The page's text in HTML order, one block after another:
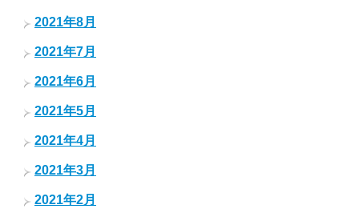
2021年8月
2021年7月
2021年6月
2021年5月
2021年4月
2021年3月
2021年2月